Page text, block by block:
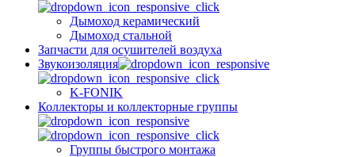
Дымоход керамический
Дымоход стальной
Запчасти для осушителей воздуха
Звукоизоляция
K-FONIK
Коллекторы и коллекторные группы
Группы быстрого монтажа